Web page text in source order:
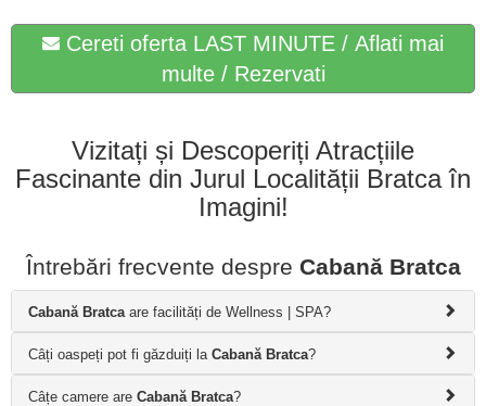
Cereti oferta LAST MINUTE / Aflati mai
multe / Rezervati
Vizitați și Descoperiți Atracțiile
Fascinante din Jurul Localității Bratca în
Imagini!
Întrebări frecvente despre Cabană Bratca
Cabană Bratcaare facilități de Wellness | SPA?
Câți oaspeți pot fi găzduiți la Cabană Bratca?
Câțe camere are Cabană Bratca?